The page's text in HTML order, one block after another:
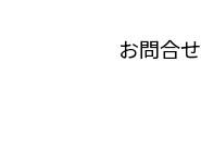
お問合せ